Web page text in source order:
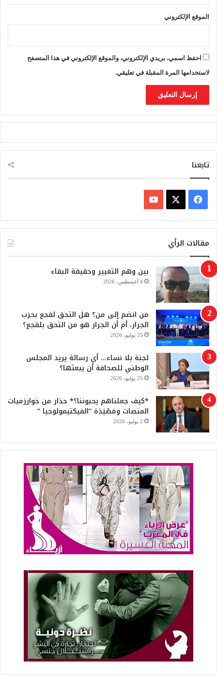
ب
الموقع الإلكتروني
احفظ اسمي، بريدي الإلكتروني، والموقع الإلكتروني في هذا المتصفح
لاستخدامها المرة المقبلة في تعليقي.
تابعنا
ي
س
ب
و
ك
X
Y
u
T
b
e
مقالات الرأي
بين وهم التغيير وحقيقة البقاء
4 أغسطس، 2026
من انضم إلى من؟ هل التحق لقجع بحزب
الجرار، أم أن الجرار هو من التحق بلقجع؟
25 يوليو، 2026
لجنة بلا نساء… أي رسالة يريد المجلس
الوطني للصحافة أن يبعثها؟
25 يوليو، 2026
*كيف جعلناهم يحبوننا؟* حذار من خوارزميات
المنصات ومَصْيَدَة “الفيكتيمولوجيا “
2 يوليو، 2026